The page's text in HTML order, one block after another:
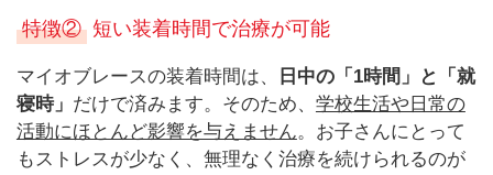
特徴② 短い装着時間で治療が可能
マイオブレースの装着時間は、
日中の「1時間」と「就
寝時」 だけで済みます。そのため、 学校生活や日常の
活動にほとんど影響を与えません。お子さんにとって
もストレスが少なく、無理なく治療を続けられるのが